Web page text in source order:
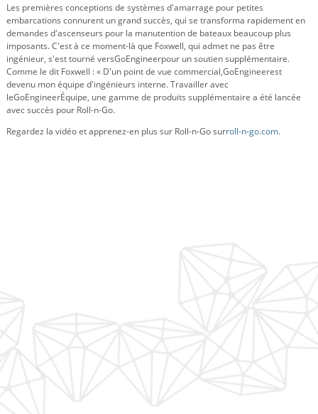
Les premières conceptions de systèmes d'amarrage pour petites
embarcations connurent un grand succès, qui se transforma rapidement en
demandes d'ascenseurs pour la manutention de bateaux beaucoup plus
imposants. C'est à ce moment-là que Foxwell, qui admet ne pas être
ingénieur, s'est tourné versGoEngineerpour un soutien supplémentaire.
Comme le dit Foxwell : « D'un point de vue commercial,GoEngineerest
devenu mon équipe d'ingénieurs interne. Travailler avec
leGoEngineerÉquipe, une gamme de produits supplémentaire a été lancée
avec succès pour Roll-n-Go.
Regardez la vidéo et apprenez-en plus sur Roll-n-Go surroll-n-go.com.